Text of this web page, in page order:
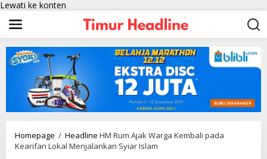
Lewati ke konten
Homepage / Headline HM Rum Ajak Warga Kembali pada
Kearifan Lokal Menjalankan Syiar Islam